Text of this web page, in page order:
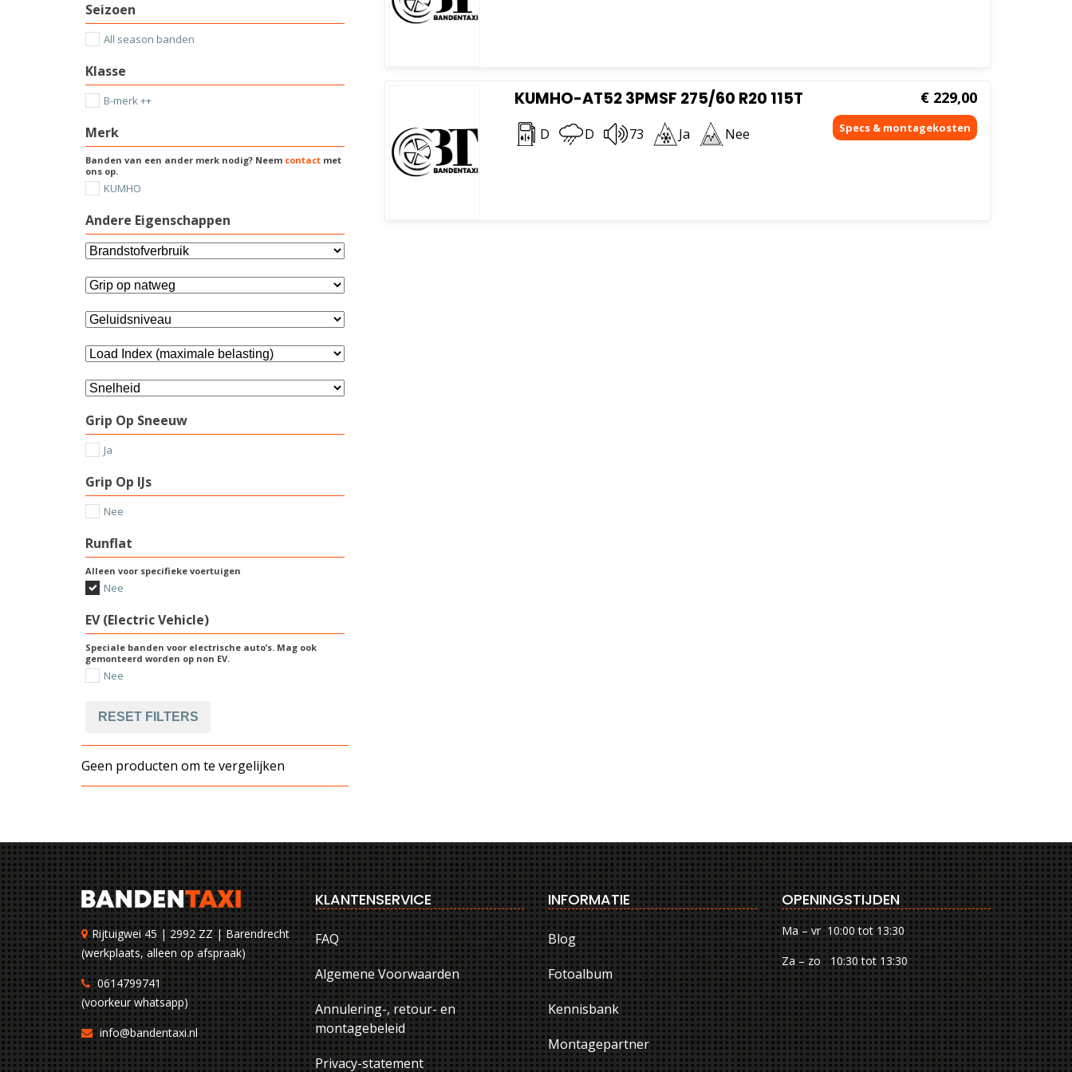
KUMHO-AT52 3PMSF 275/60 R20 115T
D D 73 Ja Nee
€ 229,00
Seizoen
All season banden
Klasse
B-merk ++
Merk
Banden van een ander merk nodig? Neem contact met
ons op.
KUMHO
Andere Eigenschappen
Grip Op Sneeuw
Ja
Grip Op IJs
Nee
Runflat
Alleen voor specifieke voertuigen
Nee
EV (Electric Vehicle)
Speciale banden voor electrische auto’s. Mag ook
gemonteerd worden op non EV.
Nee
RESET FILTERS
Geen producten om te vergelijken
Rijtuigwei 45 | 2992 ZZ | Barendrecht
(werkplaats, alleen op afspraak)
0614799741
(voorkeur whatsapp)
info@bandentaxi.nl
KLANTENSERVICE
FAQ
Algemene Voorwaarden
Annulering-, retour- en
montagebeleid
Privacy-statement
INFORMATIE
Blog
Fotoalbum
Kennisbank
Montagepartner
OPENINGSTIJDEN
Ma – vr 10:00 tot 13:30
Za – zo 10:30 tot 13:30